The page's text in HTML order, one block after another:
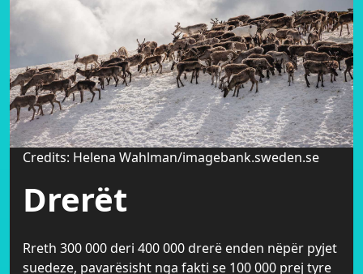
Credits: Helena Wahlman/imagebank.sweden.se
Drerët
Rreth 300 000 deri 400 000 drerë enden nëpër pyjet
suedeze, pavarësisht nga fakti se 100 000 prej tyre